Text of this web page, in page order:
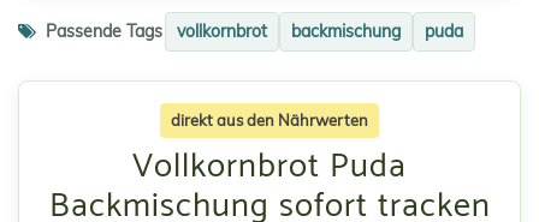
Passende Tags vollkornbrot backmischung puda
direkt aus den Nährwerten
Vollkornbrot Puda
Backmischung sofort tracken